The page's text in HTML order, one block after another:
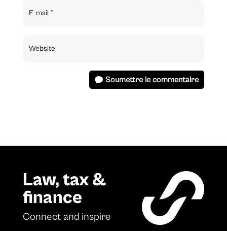
Soumettre le commentaire
Law, tax &
finance
Connect and inspire